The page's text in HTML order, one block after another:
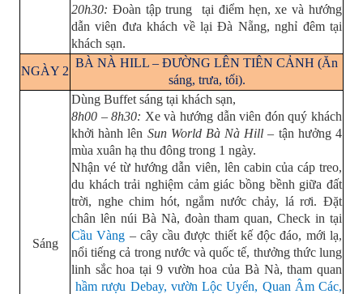
20h30: Đoàn tập trung tại điểm hẹn, xe và hướng
dẫn viên đưa khách về lại Đà Nẵng, nghỉ đêm tại
khách sạn.
NGÀY 2
BÀ NÀ HILL – ĐƯỜNG LÊN TIÊN CẢNH (Ăn
sáng, trưa, tối).
Sáng
Dùng Buffet sáng tại khách sạn,
8h00 – 8h30: Xe và hướng dẫn viên đón quý khách
khởi hành lên Sun World Bà Nà Hill – tận hưởng 4
mùa xuân hạ thu đông trong 1 ngày.
Nhận vé từ hướng dẫn viên, lên cabin của cáp treo,
du khách trải nghiệm cảm giác bồng bềnh giữa đất
trời, nghe chim hót, ngắm nước chảy, lá rơi. Đặt
chân lên núi Bà Nà, đoàn tham quan, Check in tại
Cầu Vàng – cây cầu được thiết kế độc đáo, mới lạ,
nổi tiếng cả trong nước và quốc tế, thưởng thức lung
linh sắc hoa tại 9 vườn hoa của Bà Nà, tham quan
hầm rượu Debay, vườn Lộc Uyển, Quan Âm Các,